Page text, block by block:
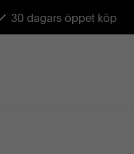
30 dagars öppet köp